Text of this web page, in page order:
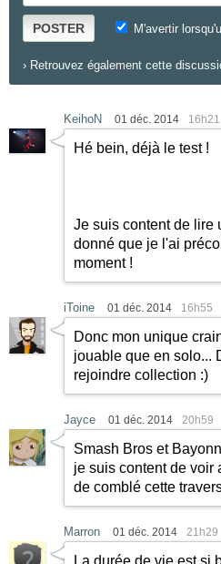
POSTER M'avertir
› Retrouvez également cette
KeihoN 01 déc. 2014 16h21
Hé bein, déjà le test !
Je suis content de lire
donné que je l'ai
moment !
iToine 01 déc. 2014 16h55
Donc mon unique
jouable que en solo...
rejoindre collection :)
Jayce 01 déc. 2014 20h59
Smash Bros et
je suis content de voir
de comblé cette
Marron 01 déc. 2014 21h29
La durée de vie est si